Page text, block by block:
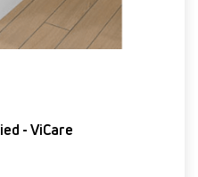
Pack WC avec cuvette sur pied - ViCare